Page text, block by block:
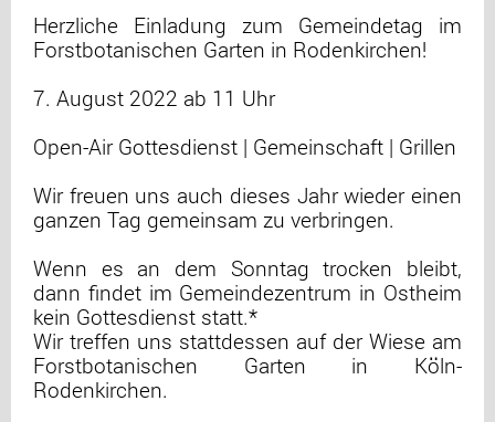
Herzliche Einladung zum Gemeindetag im
Forstbotanischen Garten in Rodenkirchen!
7. August 2022 ab 11 Uhr
Open-Air Gottesdienst | Gemeinschaft | Grillen
Wir freuen uns auch dieses Jahr wieder einen
ganzen Tag gemeinsam zu verbringen.
Wenn es an dem Sonntag trocken bleibt,
dann findet im Gemeindezentrum in Ostheim
kein Gottes­dienst statt.*
Wir treffen uns stattdessen auf der Wiese am
Forstbotanischen Garten in Köln-
Rodenkirchen.